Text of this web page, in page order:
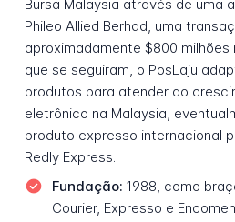
Bursa Malaysia através de uma
Phileo Allied Berhad, uma
aproximadamente $800 milhões
que se seguiram, o PosLaju
produtos para atender ao
eletrônico na Malaysia,
produto expresso internacional
Redly Express.
Fundação: 1988, como
Courier, Expresso e